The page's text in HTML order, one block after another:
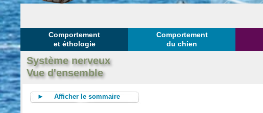
Comportement
et éthologie
Comportement
du chien
Système nerveux
Vue d'ensemble
► Afficher le sommaire